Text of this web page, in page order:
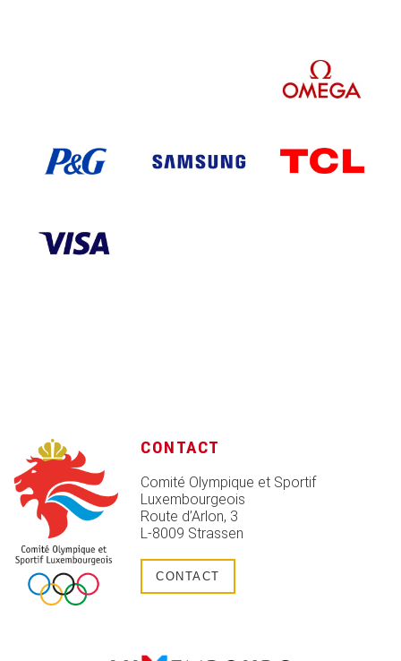
CONTACT
Comité Olympique et Sportif
Luxembourgeois
Route d’Arlon, 3
L-8009 Strassen
CONTACT